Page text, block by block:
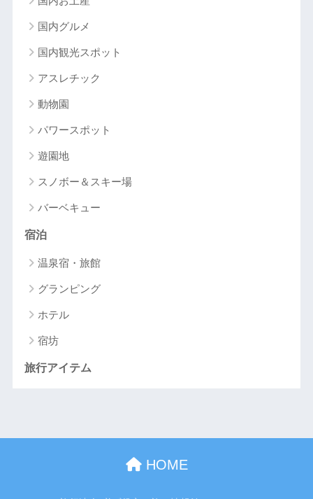
国内グルメ
国内観光スポット
アスレチック
動物園
パワースポット
遊園地
スノボー＆スキー場
バーベキュー
宿泊
温泉宿・旅館
グランピング
ホテル
宿坊
旅行アイテム
HOME